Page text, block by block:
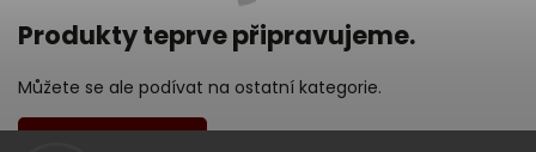
Produkty teprve připravujeme.
Můžete se ale podívat na ostatní kategorie.